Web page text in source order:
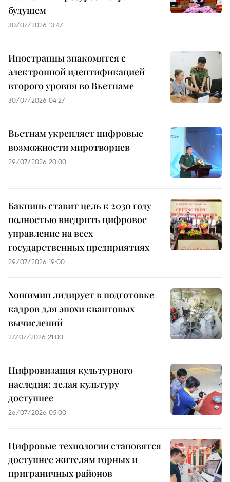
будущем
30/07/2026 13:47
Иностранцы знакомятся с
электронной идентификацией
второго уровня во Вьетнаме
30/07/2026 04:27
Вьетнам укрепляет цифровые
возможности миротворцев
29/07/2026 20:00
Бакнинь ставит цель к 2030 году
полностью внедрить цифровое
управление на всех
государственных предприятиях
29/07/2026 19:00
Хошимин лидирует в подготовке
кадров для эпохи квантовых
вычислений
27/07/2026 21:00
Цифровизация культурного
наследия: делая культуру
доступнее
26/07/2026 05:00
Цифровые технологии становятся
доступнее жителям горных и
приграничных районов